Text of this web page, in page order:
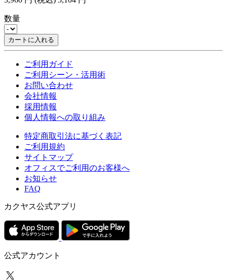
数量
カートに入れる
ご利用ガイド
ご利用シーン・活用術
お問い合わせ
会社情報
採用情報
個人情報への取り組み
特定商取引法に基づく表記
ご利用規約
サイトマップ
オフィスでご利用のお客様へ
お知らせ
FAQ
カクヤス公式アプリ
公式アカウント